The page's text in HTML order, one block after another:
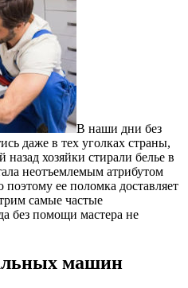
В наши дни без
даже в тех уголках страны,
назад хозяйки стирали белье в
неотъемлемым атрибутом
ее поломка доставляет
самые частые
без помощи мастера не
машин